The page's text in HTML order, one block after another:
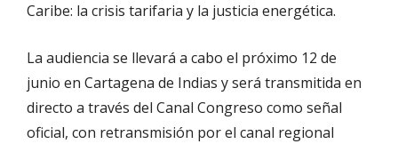
Caribe: la crisis tarifaria y la justicia energética.
La audiencia se llevará a cabo el próximo 12 de
junio en Cartagena de Indias y será transmitida en
directo a través del Canal Congreso como señal
oficial, con retransmisión por el canal regional